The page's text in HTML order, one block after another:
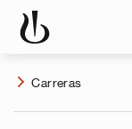
Carreras